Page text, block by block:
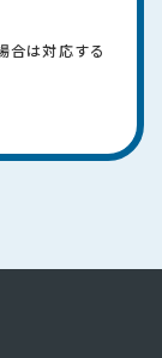
合は対応する